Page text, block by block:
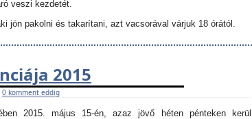
veszi kezdetét.
jön pakolni és takarítani, azt vacsorával várjuk 18 órától.
2015
0 komment eddig
2015. május 15-én, azaz jövő héten pénteken kerül